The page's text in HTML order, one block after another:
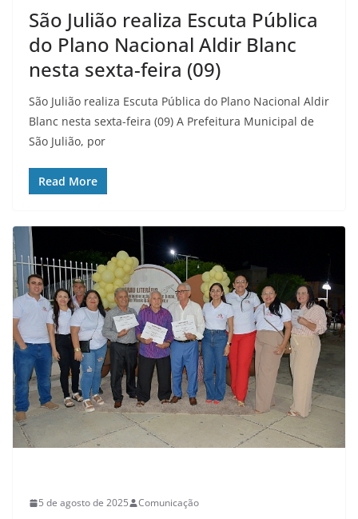
São Julião realiza Escuta Pública
do Plano Nacional Aldir Blanc
nesta sexta-feira (09)
São Julião realiza Escuta Pública do Plano Nacional Aldir
Blanc nesta sexta-feira (09) A Prefeitura Municipal de
São Julião, por
Read More
5 de agosto de 2025 Comunicação